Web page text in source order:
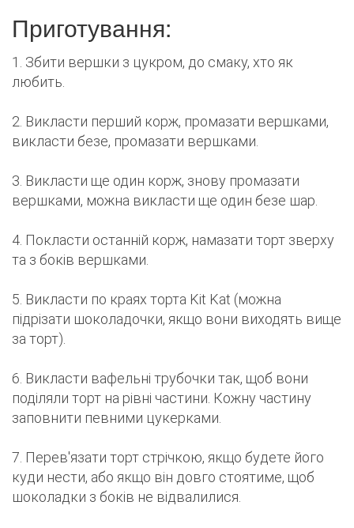
Приготування:
1. Збити вершки з цукром, до смаку, хто як
любить.
2. Викласти перший корж, промазати вершками,
викласти безе, промазати вершками.
3. Викласти ще один корж, знову промазати
вершками, можна викласти ще один безе шар.
4. Покласти останній корж, намазати торт зверху
та з боків вершками.
5. Викласти по краях торта Kit Kat (можна
підрізати шоколадочки, якщо вони виходять вище
за торт).
6. Викласти вафельні трубочки так, щоб вони
поділяли торт на рівні частини. Кожну частину
заповнити певними цукерками.
7. Перев'язати торт стрічкою, якщо будете його
куди нести, або якщо він довго стоятиме, щоб
шоколадки з боків не відвалилися.